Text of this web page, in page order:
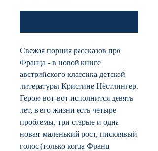
Свежая порция рассказов про
Франца - в новой книге
австрийского классика детской
литературы Кристине Нёстлингер.
Герою вот-вот исполнится девять
лет, в его жизни есть четыре
проблемы, три старые и одна
новая: маленький рост, писклявый
голос (только когда Франц